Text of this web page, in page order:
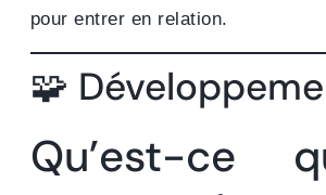
pour entrer en relation.
🧩
Qu’est-ce